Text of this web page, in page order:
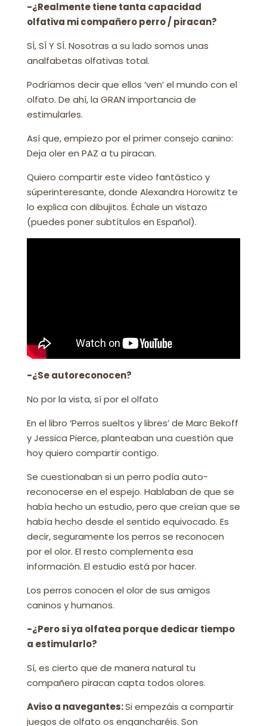
-¿Realmente tiene tanta capacidad
olfativa mi compañero perro / piracan?
SÍ, SÍ Y SÍ. Nosotras a su lado somos unas
analfabetas olfativas total.
Podríamos decir que ellos ‘ven’ el mundo con el
olfato. De ahí, la GRAN importancia de
estimularles.
Así que, empiezo por el primer consejo canino:
Deja oler en PAZ a tu piracan.
Quiero compartir este vídeo fantástico y
súperinteresante, donde Alexandra Horowitz te
lo explica con dibujitos. Échale un vistazo
(puedes poner subtítulos en Español).
-¿Se autoreconocen?
No por la vista, sí por el olfato
En el libro ‘Perros sueltos y libres’ de Marc Bekoff
y Jessica Pierce, planteaban una cuestión que
hoy quiero compartir contigo.
Se cuestionaban si un perro podía auto-
reconocerse en el espejo. Hablaban de que se
había hecho un estudio, pero que creían que se
había hecho desde el sentido equivocado. Es
decir, seguramente los perros se reconocen
por el olor. El resto complementa esa
información. El estudio está por hacer.
Los perros conocen el olor de sus amigos
caninos y humanos.
-¿Pero si ya olfatea porque dedicar tiempo
a estimularlo?
Sí, es cierto que de manera natural tu
compañero piracan capta todos olores.
Aviso a navegantes:Si empezáis a compartir
juegos de olfato os engancharéis. Son